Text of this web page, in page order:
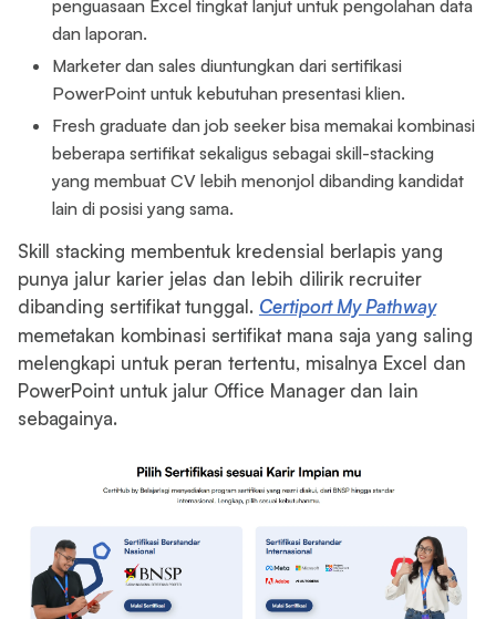
penguasaan Excel tingkat lanjut untuk pengolahan data
dan laporan.
Marketer dan sales diuntungkan dari sertifikasi
PowerPoint untuk kebutuhan presentasi klien.
Fresh graduate dan job seeker bisa memakai kombinasi
beberapa sertifikat sekaligus sebagai skill-stacking
yang membuat CV lebih menonjol dibanding kandidat
lain di posisi yang sama.
Skill stacking membentuk kredensial berlapis yang
punya jalur karier jelas dan lebih dilirik recruiter
dibanding sertifikat tunggal. Certiport My Pathway
memetakan kombinasi sertifikat mana saja yang saling
melengkapi untuk peran tertentu, misalnya Excel dan
PowerPoint untuk jalur Office Manager dan lain
sebagainya.